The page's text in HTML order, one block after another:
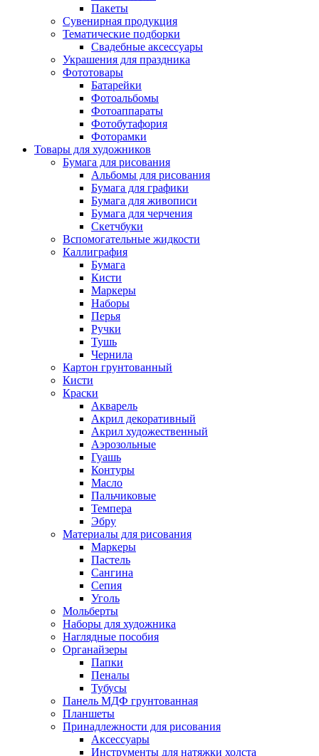
Пакеты
Сувенирная продукция
Тематические подборки
Свадебные аксессуары
Украшения для праздника
Фототовары
Батарейки
Фотоальбомы
Фотоаппараты
Фотобутафория
Фоторамки
Товары для художников
Бумага для рисования
Альбомы для рисования
Бумага для графики
Бумага для живописи
Бумага для черчения
Скетчбуки
Вспомогательные жидкости
Каллиграфия
Бумага
Кисти
Маркеры
Наборы
Перья
Ручки
Тушь
Чернила
Картон грунтованный
Кисти
Краски
Акварель
Акрил декоративный
Акрил художественный
Аэрозольные
Гуашь
Контуры
Масло
Пальчиковые
Темпера
Эбру
Материалы для рисования
Маркеры
Пастель
Сангина
Сепия
Уголь
Мольберты
Наборы для художника
Наглядные пособия
Органайзеры
Папки
Пеналы
Тубусы
Панель МДФ грунтованная
Планшеты
Принадлежности для рисования
Аксессуары
Инструменты для натяжки холста